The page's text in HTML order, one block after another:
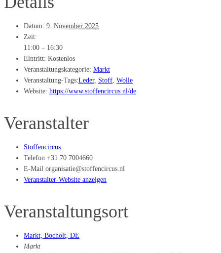
Datum: 9. November 2025
Zeit:
11:00 – 16:30
Eintritt: Kostenlos
Veranstaltungskategorie: Markt
Veranstaltung-Tags:Leder, Stoff, Wolle
Website: https://www.stoffencircus.nl/de
Veranstalter
Stoffencircus
Telefon +31 70 7004660
E-Mail organisatie@stoffencircus.nl
Veranstalter-Website anzeigen
Veranstaltungsort
Markt, Bocholt, DE
Markt